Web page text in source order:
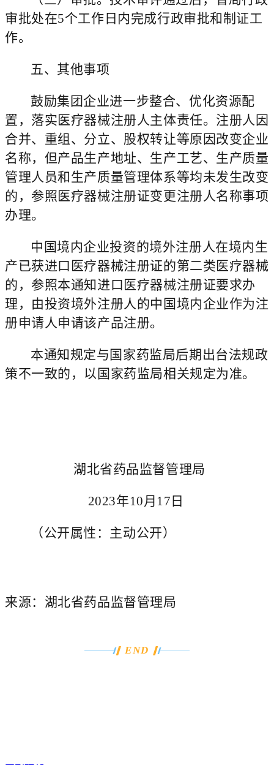
审批处在5个工作日内完成行政审批和制证工
作。
五、其他事项
鼓励集团企业进一步整合、优化资源配
置，落实医疗器械注册人主体责任。注册人因
合并、重组、分立、股权转让等原因改变企业
名称，但产品生产地址、生产工艺、生产质量
管理人员和生产质量管理体系等均未发生改变
的，参照医疗器械注册证变更注册人名称事项
办理。
中国境内企业投资的境外注册人在境内生
产已获进口医疗器械注册证的第二类医疗器械
的，参照本通知进口医疗器械注册证要求办
理，由投资境外注册人的中国境内企业作为注
册申请人申请该产品注册。
本通知规定与国家药监局后期出台法规政
策不一致的，以国家药监局相关规定为准。
湖北省药品监督管理局
2023年10月17日
（公开属性：主动公开）
来源：湖北省药品监督管理局
END